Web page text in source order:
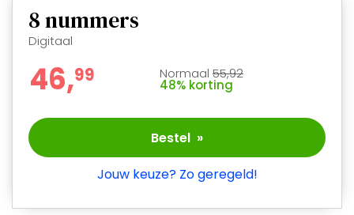
8nummers
Digitaal
46,99 Normaal 55,92
48% korting
Bestel »
Jouw keuze? Zo geregeld!